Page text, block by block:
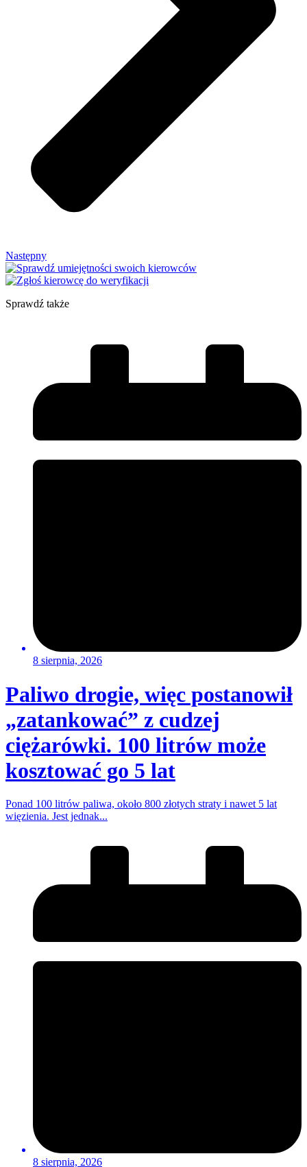
Następny
Sprawdź także
8 sierpnia, 2026
Paliwo drogie, więc postanowił
„zatankować” z cudzej
ciężarówki. 100 litrów może
kosztować go 5 lat
Ponad 100 litrów paliwa, około 800 złotych straty i nawet 5 lat
więzienia. Jest jednak...
8 sierpnia, 2026